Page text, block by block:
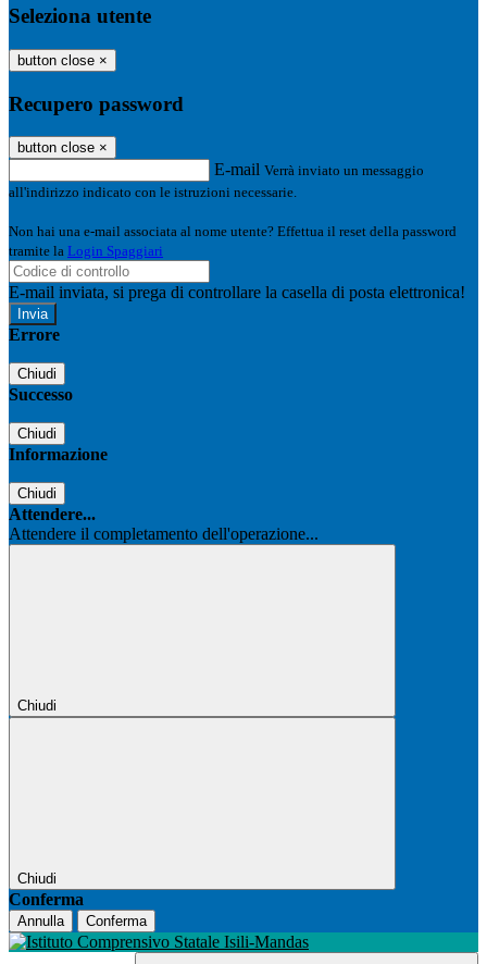
Seleziona utente
button close ×
Recupero password
button close ×
E-mail Verrà inviato un messaggio
all'indirizzo indicato con le istruzioni necessarie.
Non hai una e-mail associata al nome utente? Effettua il reset della password
tramite la Login Spaggiari
E-mail inviata, si prega di controllare la casella di posta elettronica!
Errore
Chiudi
Successo
Chiudi
Informazione
Chiudi
Attendere...
Attendere il completamento dell'operazione...
Chiudi
Chiudi
Conferma
Annulla Conferma